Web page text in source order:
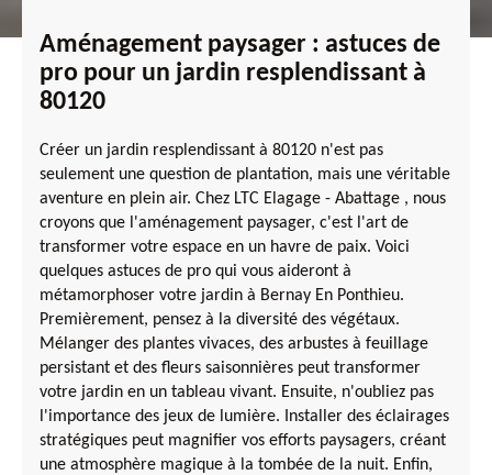
Aménagement paysager : astuces de
pro pour un jardin resplendissant à
80120
Créer un jardin resplendissant à 80120 n'est pas
seulement une question de plantation, mais une véritable
aventure en plein air. Chez LTC Elagage - Abattage , nous
croyons que l'aménagement paysager, c'est l'art de
transformer votre espace en un havre de paix. Voici
quelques astuces de pro qui vous aideront à
métamorphoser votre jardin à Bernay En Ponthieu.
Premièrement, pensez à la diversité des végétaux.
Mélanger des plantes vivaces, des arbustes à feuillage
persistant et des fleurs saisonnières peut transformer
votre jardin en un tableau vivant. Ensuite, n'oubliez pas
l'importance des jeux de lumière. Installer des éclairages
stratégiques peut magnifier vos efforts paysagers, créant
une atmosphère magique à la tombée de la nuit. Enfin,